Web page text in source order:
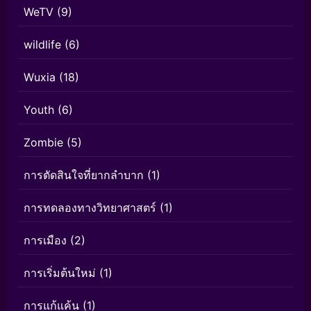
WeTV (9)
wildlife (6)
Wuxia (18)
Youth (6)
Zombie (5)
การตัดสินใจที่ยากลำบาก (1)
การทดลองทางวิทยาศาสตร์ (1)
การเมือง (2)
การเริ่มต้นใหม่ (1)
การแก้แค้น (1)